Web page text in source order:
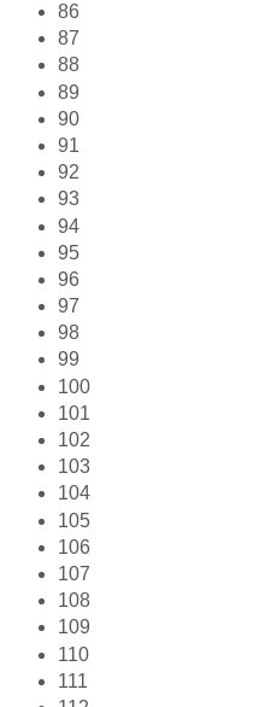
86
87
88
89
90
91
92
93
94
95
96
97
98
99
100
101
102
103
104
105
106
107
108
109
110
111